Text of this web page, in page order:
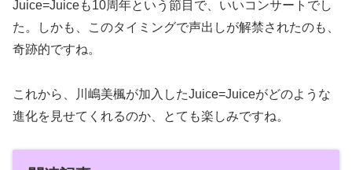
Juice=Juiceも10周年という節目で、いいコンサートでし
た。しかも、このタイミングで声出しが解禁されたのも、
奇跡的ですね。
これから、川嶋美楓が加入したJuice=Juiceがどのような
進化を見せてくれるのか、とても楽しみですね。